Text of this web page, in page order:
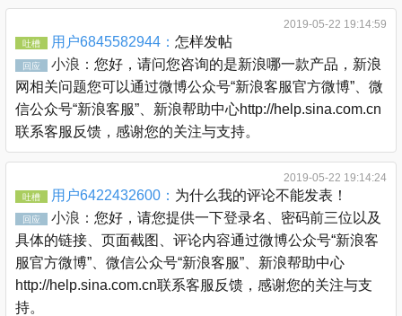
2019-05-22 19:14:59
吐槽 用户6845582944： 怎样发帖
回应 小浪： 您好，请问您咨询的是新浪哪一款产品，新浪
网相关问题您可以通过微博公众号“新浪客服官方微博”、微
信公众号“新浪客服”、新浪帮助中心http://help.sina.com.cn
联系客服反馈，感谢您的关注与支持。
2019-05-22 19:14:24
吐槽 用户6422432600： 为什么我的评论不能发表！
回应 小浪： 您好，请您提供一下登录名、密码前三位以及
具体的链接、页面截图、评论内容通过微博公众号“新浪客
服官方微博”、微信公众号“新浪客服”、新浪帮助中心
http://help.sina.com.cn联系客服反馈，感谢您的关注与支
持。